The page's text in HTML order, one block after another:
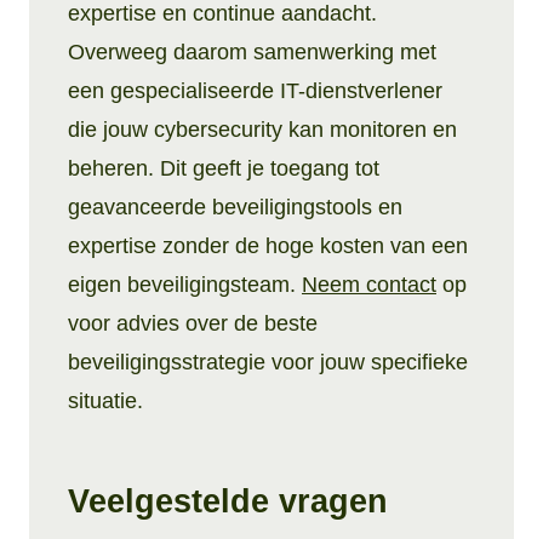
expertise en continue aandacht.
Overweeg daarom samenwerking met
een gespecialiseerde IT-dienstverlener
die jouw cybersecurity kan monitoren en
beheren. Dit geeft je toegang tot
geavanceerde beveiligingstools en
expertise zonder de hoge kosten van een
eigen beveiligingsteam. Neem contact op
voor advies over de beste
beveiligingsstrategie voor jouw specifieke
situatie.
Veelgestelde vragen